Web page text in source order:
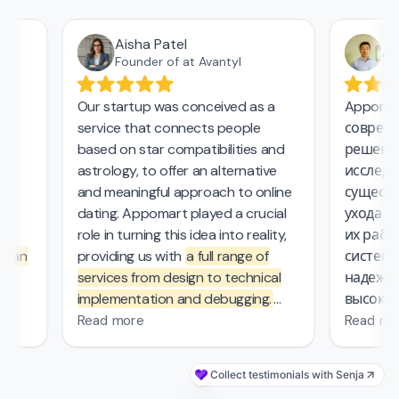
Aisha Patel
Founder of at Avantyl
Our startup was conceived as a
service that connects people
based on star compatibilities and
astrology, to offer an alternative
and meaningful approach to online
dating. Appomart played a crucial
role in turning this idea into reality,
providing us witha full range of
services from design to technical
implementation and debugging.
They managed the complex
mathematical computations
required in our project, which was
probably the most challenging part
Read more
Appomart
решения
ухода за
их
высокие
Read more
Collect testimonials with Senja